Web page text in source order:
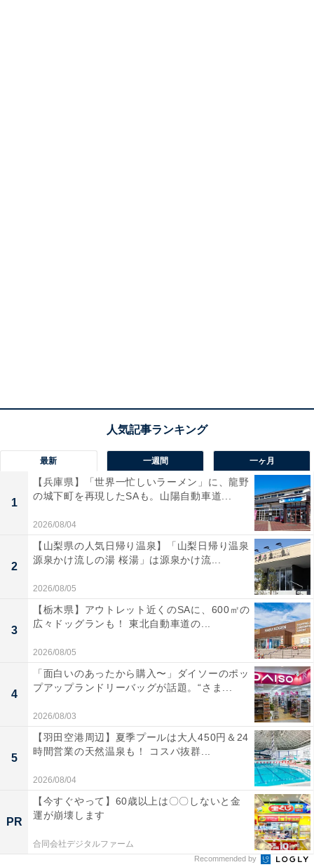
最新 一週間 一ヶ月
1
【兵庫県】「世界一忙しいラーメン」に、龍野
の城下町を再現したSAも。山陽自動車道...
2026/08/04
2
【山梨県の人気日帰り温泉】「山梨日帰り温泉
源泉かけ流しの湯 桜湯」は源泉かけ流...
2026/08/05
3
【栃木県】アウトレット近くのSAに、600㎡の
広々ドッグランも！ 東北自動車道の...
2026/08/05
4
「面白いのあったから購入〜」ダイソーのポッ
プアップランドリーバッグが話題。“さま...
2026/08/03
5
【羽田空港周辺】夏季プールは大人450円＆24
時間営業の天然温泉も！ コスパ抜群...
2026/08/04
PR
【今すぐやって】60歳以上は〇〇しないと金
運が崩壊します
合同会社デジタルファーム
Recommended by